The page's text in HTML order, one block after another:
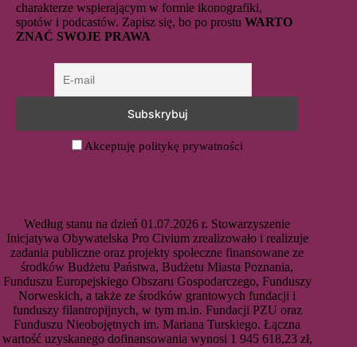
charakterze wspierającym w formie ikonografiki,
spotów i podcastów. Zapisz się, bo po prostu WARTO
ZNAĆ SWOJE PRAWA
Akceptuję politykę prywatności
Według stanu na dzień 01.07.2026 r. Stowarzyszenie
Inicjatywa Obywatelska Pro Civium zrealizowało i realizuje
zadania publiczne oraz projekty społeczne finansowane ze
środków Budżetu Państwa, Budżetu Miasta Poznania,
Funduszu Europejskiego Obszaru Gospodarczego, Funduszy
Norweskich, a także ze środków grantowych fundacji i
funduszy filantropijnych, w tym m.in. Fundacji PZU oraz
Funduszu Nieobojętnych im. Mariana Turskiego. Łączna
wartość uzyskanego dofinansowania wynosi 1 945 618,23 zł,